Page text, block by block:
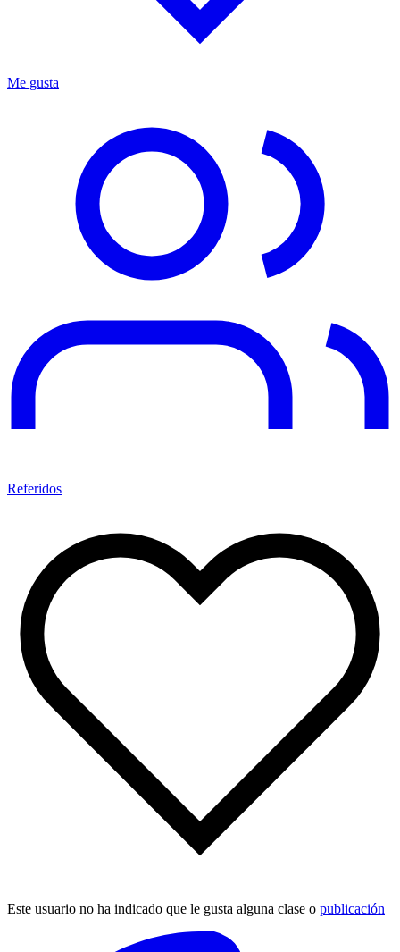
Me gusta
Referidos
Este usuario no ha indicado que le gusta alguna clase o publicación